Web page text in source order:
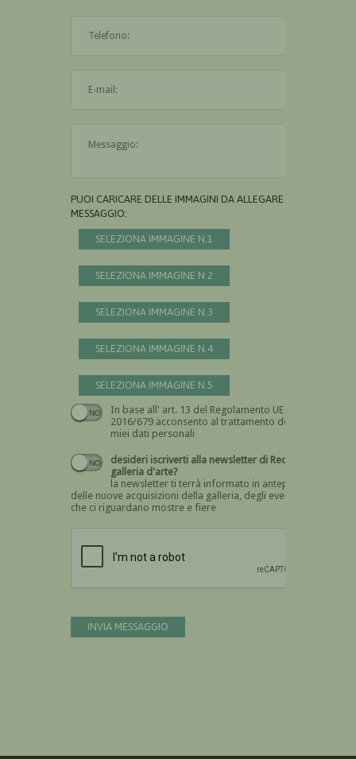
PUOI CARICARE DELLE IMMAGINI DA ALLEGARE AL
MESSAGGIO:
SELEZIONA IMMAGINE N.1
SELEZIONA IMMAGINE N.2
SELEZIONA IMMAGINE N.3
SELEZIONA IMMAGINE N.4
SELEZIONA IMMAGINE N.5
In base all' art. 13 del Regolamento UE n.
2016/679 acconsento al trattamento dei
miei dati personali
Devi dare il consenso
desideri iscriverti alla newsletter di Recta
galleria d'arte?
la newsletter ti terrà informato in anteprima
delle nuove acquisizioni della galleria, degli eventi
che ci riguardano mostre e fiere
INVIA MESSAGGIO